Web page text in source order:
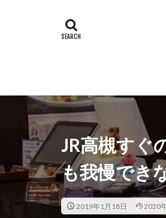
JR高槻すぐ
も我慢でき
2019年1月18日 2020